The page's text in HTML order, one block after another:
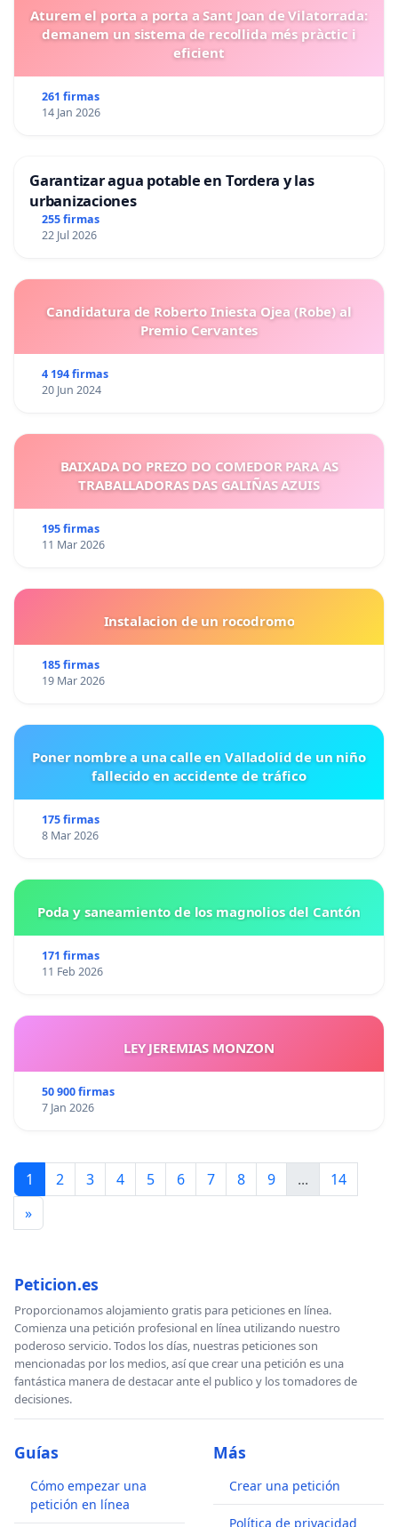
Aturem el porta a porta a Sant Joan de Vilatorrada:
demanem un sistema de recollida més pràctic i
eficient
261 firmas
14 Jan 2026
Garantizar agua potable en Tordera y las
urbanizaciones
255 firmas
22 Jul 2026
Candidatura de Roberto Iniesta Ojea (Robe) al
Premio Cervantes
4 194 firmas
20 Jun 2024
BAIXADA DO PREZO DO COMEDOR PARA AS
TRABALLADORAS DAS GALIÑAS AZUIS
195 firmas
11 Mar 2026
Instalacion de un rocodromo
185 firmas
19 Mar 2026
Poner nombre a una calle en Valladolid de un niño
fallecido en accidente de tráfico
175 firmas
8 Mar 2026
Poda y saneamiento de los magnolios del Cantón
171 firmas
11 Feb 2026
LEY JEREMIAS MONZON
50 900 firmas
7 Jan 2026
1 2 3 4 5 6 7 8 9 ...
14
»
Peticion.es
Proporcionamos alojamiento gratis para peticiones en línea.
Comienza una petición profesional en línea utilizando nuestro
poderoso servicio. Todos los días, nuestras peticiones son
mencionadas por los medios, así que crear una petición es una
fantástica manera de destacar ante el publico y los tomadores de
decisiones.
Guías
Cómo empezar una
petición en línea
Más
Crear una petición
Política de privacidad